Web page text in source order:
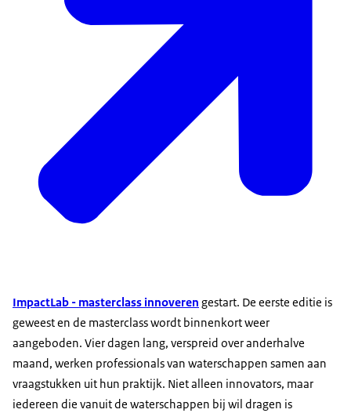
ImpactLab - masterclass innoveren gestart. De eerste editie is
geweest en de masterclass wordt binnenkort weer
aangeboden. Vier dagen lang, verspreid over anderhalve
maand, werken professionals van waterschappen samen aan
vraagstukken uit hun praktijk. Niet alleen innovators, maar
iedereen die vanuit de waterschappen bij wil dragen is